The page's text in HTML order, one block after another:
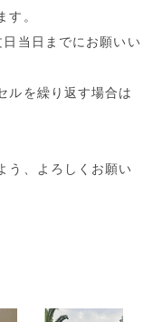
す。
当日までにお願いい
ルを繰り返す場合は
う、よろしくお願い